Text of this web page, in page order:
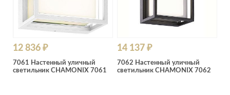
12 836 ₽
7061 Настенный уличный
светильник CHAMONIX 7061
14 137 ₽
7062 Настенный уличный
светильник CHAMONIX 7062